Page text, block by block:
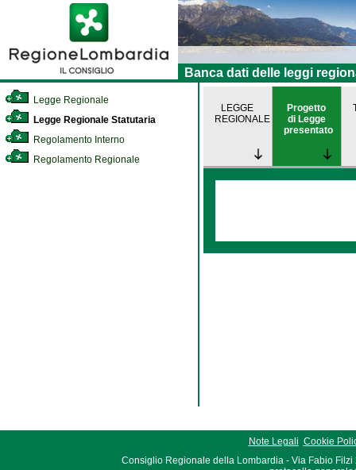
Banca dati delle leggi
Legge Regionale
Legge Regionale Statutaria
Regolamento Interno
Regolamento Regionale
LEGGE
REGIONALE
Progetto
di Legge
presentato
Note Legali Cookie
Consiglio Regionale della Lombardia - Via Fabio Filzi